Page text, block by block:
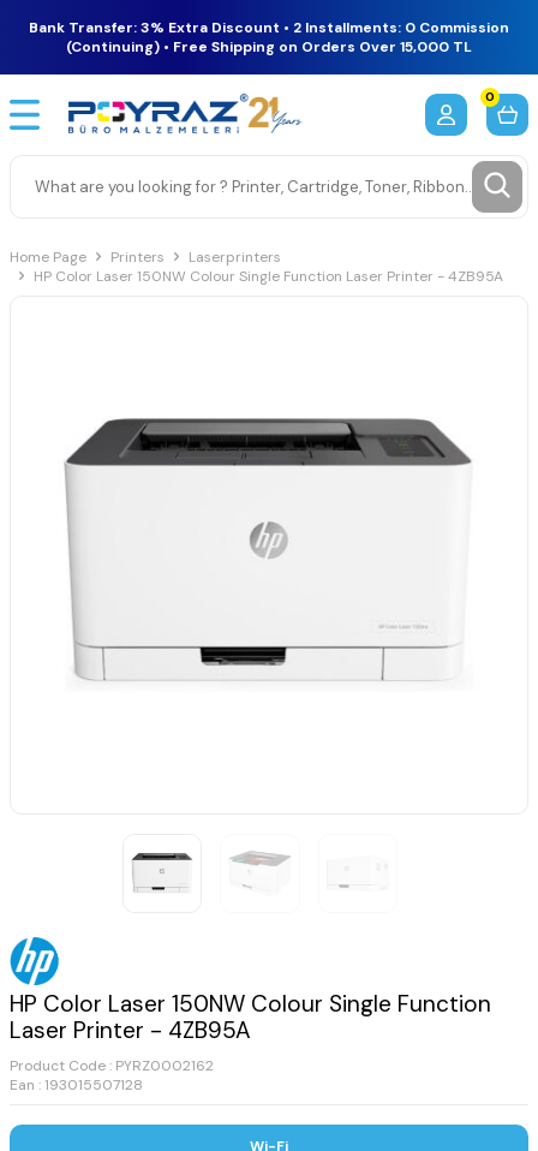
Bank Transfer: 3% Extra Discount • 2 Installments: 0 Commission
(Continuing) • Free Shipping on Orders Over 15,000 TL
0
Home Page Printers
Laserprinters
HP Color Laser 150NW Colour Single Function Laser Printer - 4ZB95A
HP Color Laser 150NW Colour Single Function
Laser Printer - 4ZB95A
Product Code : PYRZ0002162
Ean : 193015507128
Wi-Fi